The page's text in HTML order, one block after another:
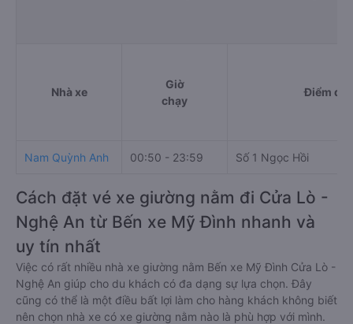
Nhà xe
Giờ
chạy
Điểm đi
Nam Quỳnh Anh 00:50 - 23:59 Số 1 Ngọc Hồi
Cách đặt vé xe giường nằm đi Cửa Lò -
Nghệ An từ Bến xe Mỹ Đình nhanh và
uy tín nhất
Việc có rất nhiều nhà xe giường nằm Bến xe Mỹ Đình Cửa Lò -
Nghệ An giúp cho du khách có đa dạng sự lựa chọn. Đây
cũng có thể là một điều bất lợi làm cho hàng khách không biết
nên chọn nhà xe có xe giường nằm nào là phù hợp với mình.